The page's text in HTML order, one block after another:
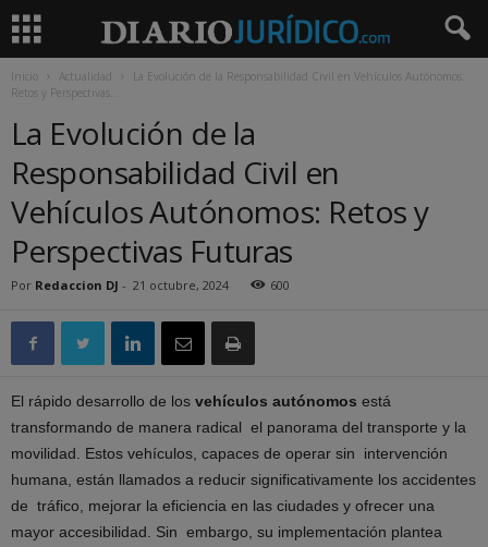
Inicio Actualidad
La Evolución de la Responsabilidad Civil en Vehículos Autónomos:
Retos y Perspectivas...
La Evolución de la
Responsabilidad Civil en
Vehículos Autónomos: Retos y
Perspectivas Futuras
Por Redaccion DJ - 21 octubre, 2024 600
El rápido desarrollo de los vehículos autónomos está
transformando de manera radical el panorama del transporte y la
movilidad. Estos vehículos, capaces de operar sin intervención
humana, están llamados a reducir significativamente los accidentes
de tráfico, mejorar la eficiencia en las ciudades y ofrecer una
mayor accesibilidad. Sin embargo, su implementación plantea